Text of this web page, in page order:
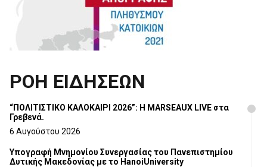
ΡΟΗ ΕΙΔΗΣΕΩΝ
“ΠΟΛΙΤΙΣΤΙΚΟ ΚΑΛΟΚΑΙΡΙ 2026”: Η MARSEAUX LIVE στα
Γρεβενά.
6 Αυγούστου 2026
Υπογραφή Μνημονίου Συνεργασίας του Πανεπιστημίου
Δυτικής Μακεδονίας με το HanoiUniversity